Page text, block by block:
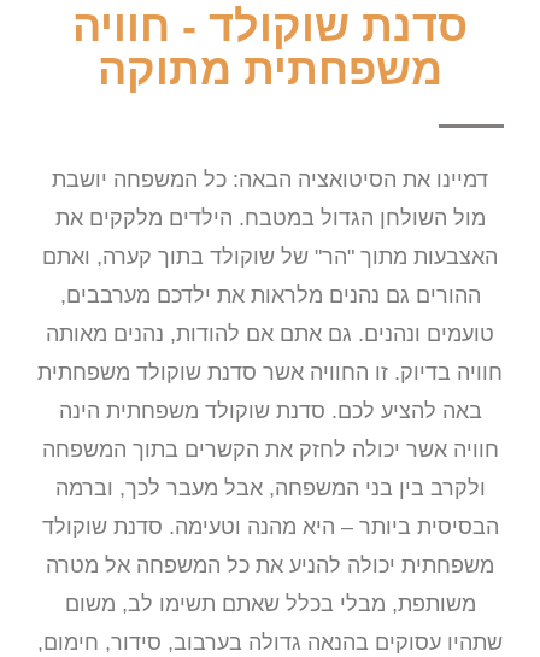
סדנת שוקולד - חוויה
משפחתית מתוקה
דמיינו את הסיטואציה הבאה: כל המשפחה יושבת
מול השולחן הגדול במטבח. הילדים מלקקים את
האצבעות מתוך "הר" של שוקולד בתוך קערה, ואתם
ההורים גם נהנים מלראות את ילדכם מערבבים,
טועמים ונהנים. גם אתם אם להודות, נהנים מאותה
חוויה בדיוק. זו החוויה אשר סדנת שוקולד משפחתית
באה להציע לכם. סדנת שוקולד משפחתית הינה
חוויה אשר יכולה לחזק את הקשרים בתוך המשפחה
ולקרב בין בני המשפחה, אבל מעבר לכך, וברמה
הבסיסית ביותר – היא מהנה וטעימה. סדנת שוקולד
משפחתית יכולה להניע את כל המשפחה אל מטרה
משותפת, מבלי בכלל שאתם תשימו לב, משום
שתהיו עסוקים בהנאה גדולה בערבוב, סידור, חימום,